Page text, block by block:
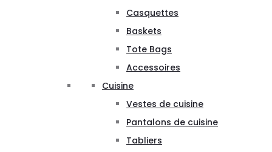
Casquettes
Baskets
Tote Bags
Accessoires
Cuisine
Vestes de cuisine
Pantalons de cuisine
Tabliers